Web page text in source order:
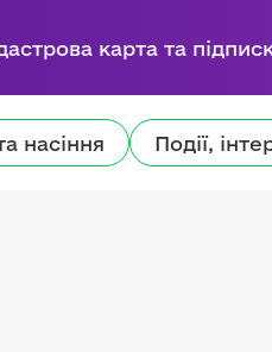
карта та
насіння Події,